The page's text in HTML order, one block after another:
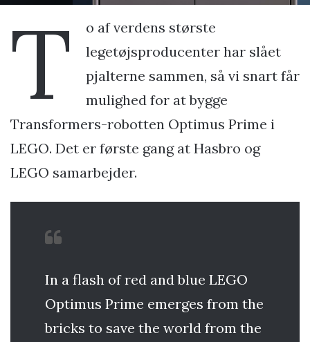
T
o af verdens største
legetøjsproducenter har slået
pjalterne sammen, så vi snart får
mulighed for at bygge
Transformers-robotten Optimus Prime i
LEGO. Det er første gang at Hasbro og
LEGO samarbejder.
In a flash of red and blue LEGO
Optimus Prime emerges from the
bricks to save the world from the